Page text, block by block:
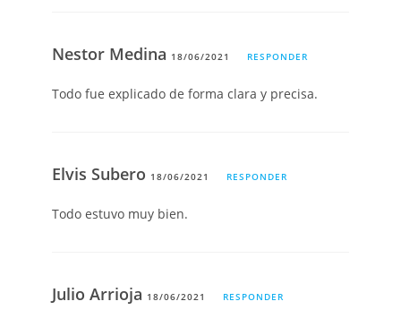
Nestor Medina 18/06/2021 RESPONDER
Todo fue explicado de forma clara y precisa.
Elvis Subero 18/06/2021 RESPONDER
Todo estuvo muy bien.
Julio Arrioja 18/06/2021 RESPONDER